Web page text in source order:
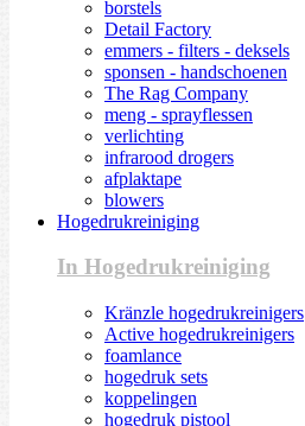
borstels
Detail Factory
emmers - filters - deksels
sponsen - handschoenen
The Rag Company
meng - sprayflessen
verlichting
infrarood drogers
afplaktape
blowers
Hogedrukreiniging
In Hogedrukreiniging
Kränzle hogedrukreinigers
Active hogedrukreinigers
foamlance
hogedruk sets
koppelingen
hogedruk pistool